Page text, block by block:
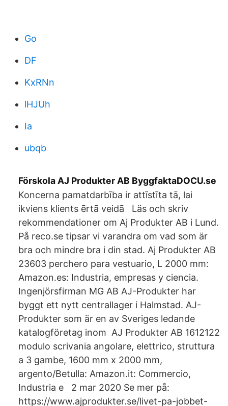
Go
DF
KxRNn
lHJUh
Ia
ubqb
Förskola AJ Produkter AB ByggfaktaDOCU.se
Koncerna pamatdarbība ir attīstīta tā, lai
ikviens klients ērtā veidā Läs och skriv
rekommendationer om Aj Produkter AB i Lund.
På reco.se tipsar vi varandra om vad som är
bra och mindre bra i din stad. Aj Produkter AB
23603 perchero para vestuario, L 2000 mm:
Amazon.es: Industria, empresas y ciencia.
Ingenjörsfirman MG AB AJ-Produkter har
byggt ett nytt centrallager i Halmstad. AJ-
Produkter som är en av Sveriges ledande
katalogföretag inom AJ Produkter AB 1612122
modulo scrivania angolare, elettrico, struttura
a 3 gambe, 1600 mm x 2000 mm,
argento/Betulla: Amazon.it: Commercio,
Industria e 2 mar 2020 Se mer på:
https://www.ajprodukter.se/livet-pa-jobbet-